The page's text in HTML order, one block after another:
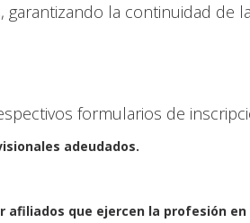
garantizando la continuidad de
formularios de
adeudados.
afiliados que ejercen la profesión